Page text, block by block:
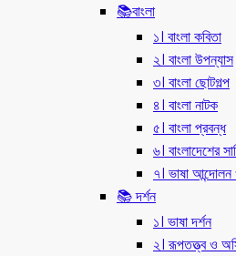
📚বাংলা
১। বাংলা কবিতা
২। বাংলা উপন্যাস
৩। বাংলা ছোটগল্প
৪। বাংলা নাটক
৫। বাংলা প্রবন্ধ
৬। বাংলাদেশের
৭। ভাষা
📚 দর্শন
১। ভাষা দর্শন
২। রূপতত্ত্ব ও